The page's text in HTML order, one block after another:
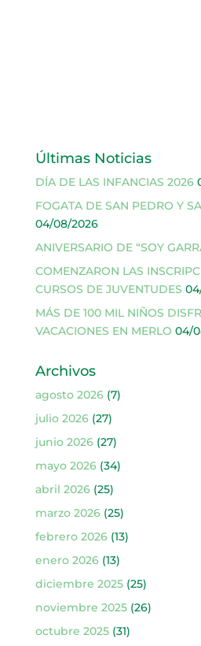
Últimas Noticias
DÍA DE LAS INFANCIAS 2026
FOGATA DE SAN PEDRO Y
04/08/2026
ANIVERSARIO DE “SOY
COMENZARON LAS
CURSOS DE JUVENTUDES
MÁS DE 100 MIL NIÑOS
VACACIONES EN MERLO 04/
Archivos
agosto 2026(7)
julio 2026(27)
junio 2026(27)
mayo 2026(34)
abril 2026(25)
marzo 2026(25)
febrero 2026(13)
enero 2026(13)
diciembre 2025(25)
noviembre 2025(26)
octubre 2025(31)